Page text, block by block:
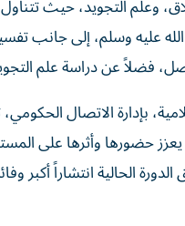
وعلم التجويد، حيث
عليه وسلم، إلى جانب
فضلاً عن دراسة علم
بإدارة الاتصال
حضورها وأثرها على
الحالية انتشاراً أكبر